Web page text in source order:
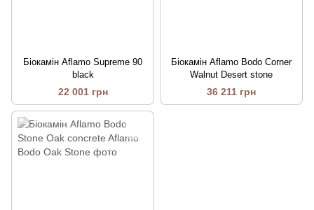
Біокамін Aflamo Supreme 90
black
22 001 грн
Біокамін Aflamo Bodo Corner
Walnut Desert stone
36 211 грн